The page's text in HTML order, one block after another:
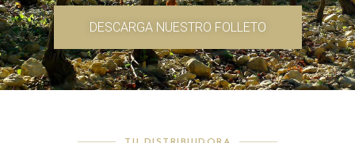
DESCARGA NUESTRO FOLLETO